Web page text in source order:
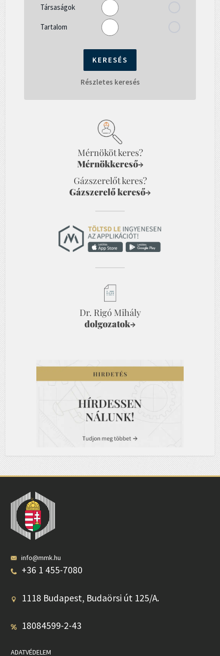
Társaságok
Tartalom
Részletes keresés
Mérnököt keres?
Mérnökkereső→
Gázszerelőt keres?
Gázszerelő kereső→
Dr. Rigó Mihály
dolgozatok→
info@mmk.hu
+36 1 455-7080
1118 Budapest, Budaörsi út 125/A.
18084599-2-43
ADATVÉDELEM